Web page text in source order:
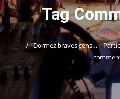
Tag
Home
Dormez braves gens… –